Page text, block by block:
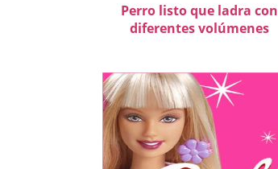
Perro listo que ladra con
diferentes volúmenes